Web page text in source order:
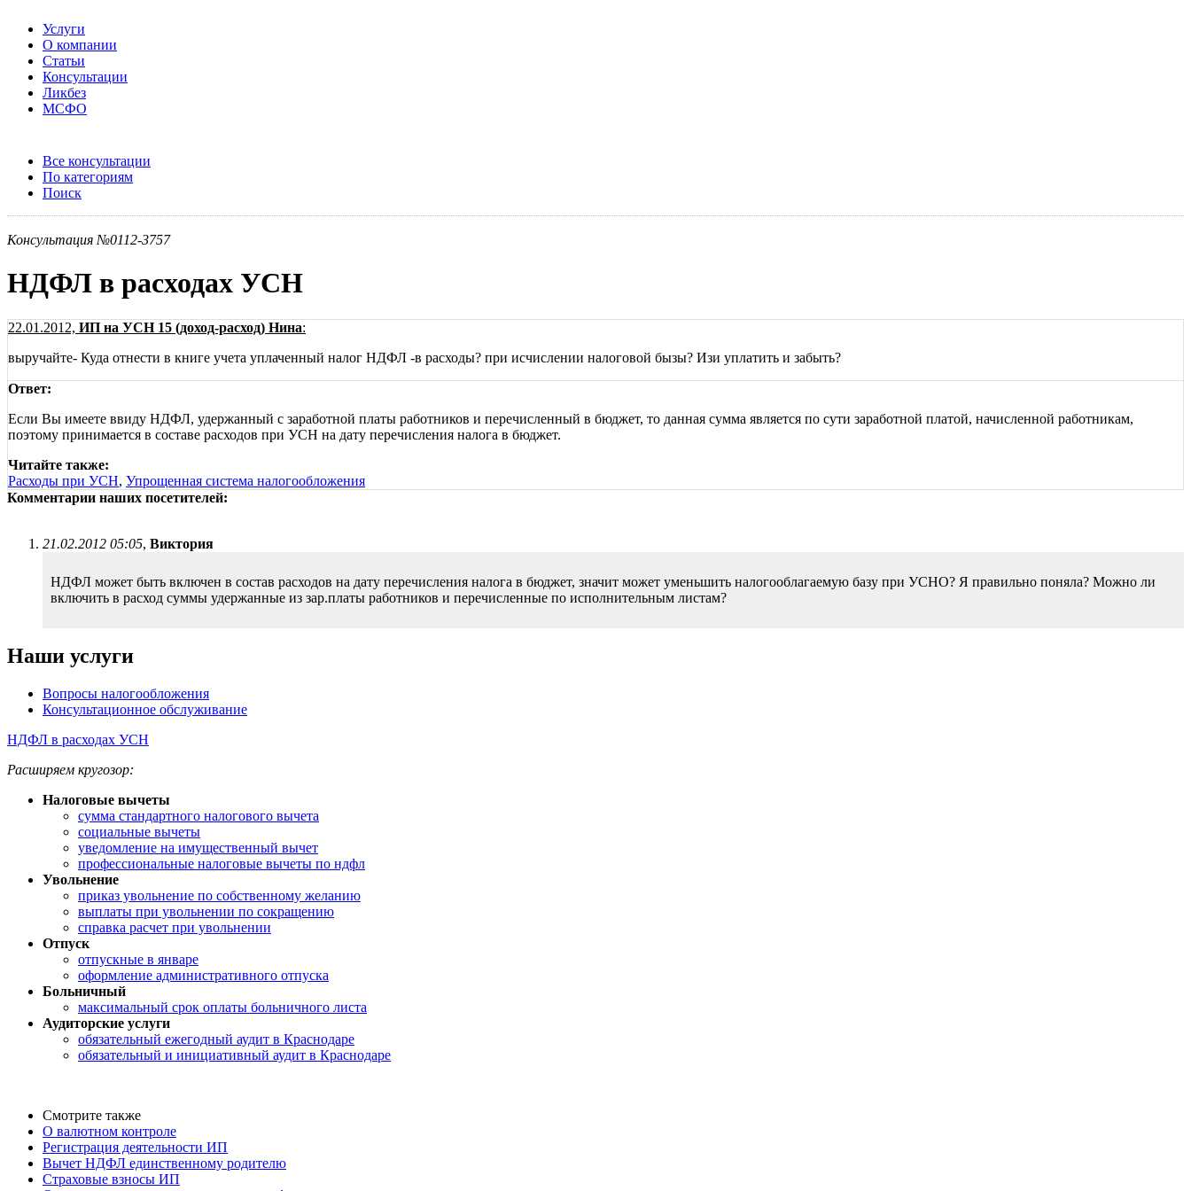
Услуги
О компании
Статьи
Консультации
Ликбез
МСФО
Все консультации
По категориям
Поиск
Консультация №0112-3757
НДФЛ в расходах УСН
22.01.2012, ИП на УСН 15 (доход-расход) Нина:
выручайте- Куда отнести в книге учета уплаченный налог НДФЛ -в расходы? при исчислении налоговой бызы? Изи уплатить и забыть?
Ответ:
Если Вы имеете ввиду НДФЛ, удержанный с заработной платы работников и перечисленный в бюджет, то данная сумма является по сути заработной платой, начисленной работникам,
поэтому принимается в составе расходов при УСН на дату перечисления налога в бюджет.
Читайте также:
Расходы при УСН, Упрощенная система налогообложения
Комментарии наших посетителей:
21.02.2012 05:05, Виктория
НДФЛ может быть включен в состав расходов на дату перечисления налога в бюджет, значит может уменьшить налогооблагаемую базу при УСНО? Я правильно поняла? Можно ли
включить в расход суммы удержанные из зар.платы работников и перечисленные по исполнительным листам?
Наши услуги
Вопросы налогообложения
Консультационное обслуживание
НДФЛ в расходах УСН
Расширяем кругозор:
Налоговые вычеты
сумма стандартного налогового вычета
социальные вычеты
уведомление на имущественный вычет
профессиональные налоговые вычеты по ндфл
Увольнение
приказ увольнение по собственному желанию
выплаты при увольнении по сокращению
справка расчет при увольнении
Отпуск
отпускные в январе
оформление административного отпуска
Больничный
максимальный срок оплаты больничного листа
Аудиторские услуги
обязательный ежегодный аудит в Краснодаре
обязательный и инициативный аудит в Краснодаре
Смотрите также
О валютном контроле
Регистрация деятельности ИП
Вычет НДФЛ единственному родителю
Страховые взносы ИП